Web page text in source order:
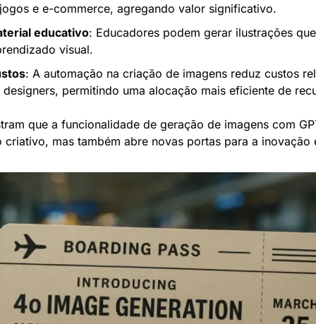
e e-commerce, agregando valor significativo.
educativo: Educadores podem gerar ilustrações
visual.
: A automação na criação de imagens reduz custos
permitindo uma alocação mais eficiente de
que a funcionalidade de geração de imagens com
mas também abre novas portas para a inovação